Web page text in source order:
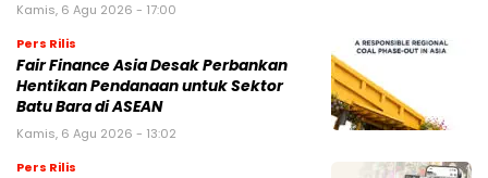
Kamis, 6 Agu 2026 - 17:00
Pers Rilis
Fair Finance Asia Desak Perbankan
Hentikan Pendanaan untuk Sektor
Batu Bara di ASEAN
Kamis, 6 Agu 2026 - 13:02
Pers Rilis